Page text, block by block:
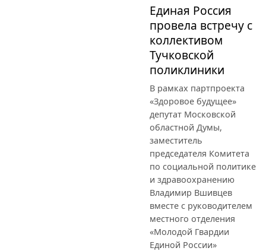
Единая Россия
провела встречу с
коллективом
Тучковской
поликлиники
В рамках партпроекта
«Здоровое будущее»
депутат Московской
областной Думы,
заместитель
председателя Комитета
по социальной политике
и здравоохранению
Владимир Вшивцев
вместе с руководителем
местного отделения
«Молодой Гвардии
Единой России»